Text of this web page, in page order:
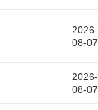
2026-
08-07
2026-
08-07